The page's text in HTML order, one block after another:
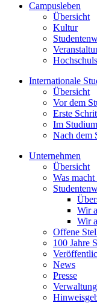
Campusleben
Übersicht
Kultur
Internationale
Übersicht
Vor dem
Erste
Im Studium
Nach dem
Unternehmen
Übersicht
Was
Wir
Wir
Offene
100 Jahre
News
Presse